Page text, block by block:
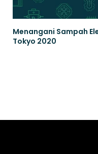
Menangani Sampah
Tokyo 2020